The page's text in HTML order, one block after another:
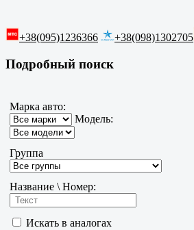
+38(095)1236366 +38(098)1302705
Подробный поиск
Марка авто:
Модель:
Группа
Название \ Номер:
Искать в аналогах